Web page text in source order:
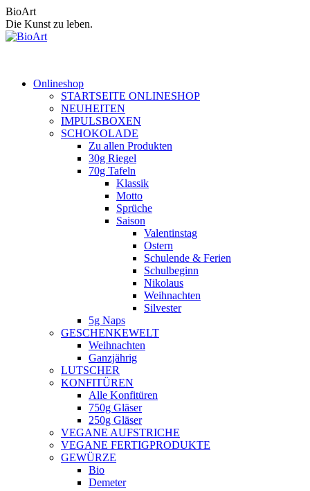
Zum
Inhalt
springen
BioArt
Die Kunst zu leben.
Onlineshop
STARTSEITE ONLINESHOP
NEUHEITEN
IMPULSBOXEN
SCHOKOLADE
Zu allen Produkten
30g Riegel
70g Tafeln
Klassik
Motto
Sprüche
Saison
Valentinstag
Ostern
Schulende & Ferien
Schulbeginn
Nikolaus
Weihnachten
Silvester
5g Naps
GESCHENKEWELT
Weihnachten
Ganzjährig
LUTSCHER
KONFITÜREN
Alle Konfitüren
750g Gläser
250g Gläser
VEGANE AUFSTRICHE
VEGANE FERTIGPRODUKTE
GEWÜRZE
Bio
Demeter